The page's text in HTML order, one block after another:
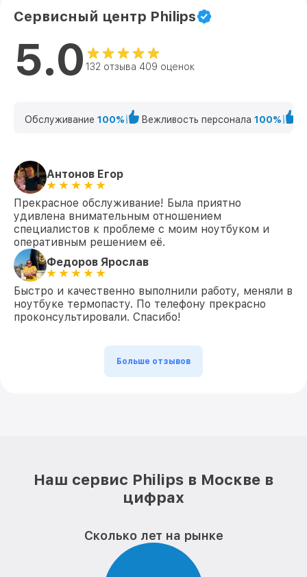
Сервисный центр Philips
5.0 132 отзыва 409 оценок
Обслуживание 100% Вежливость персонала 100%
Антонов Егор
Прекрасное обслуживание! Была приятно
удивлена внимательным отношением
специалистов к проблеме с моим ноутбуком и
оперативным решением её.
Федоров Ярослав
Быстро и качественно выполнили работу, меняли в
ноутбуке термопасту. По телефону прекрасно
проконсультировали. Спасибо!
Больше отзывов
Наш сервис Philips в Москве в
цифрах
Сколько лет на рынке